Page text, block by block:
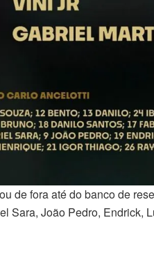
de fora até do banco de
Sara, João Pedro, Endrick,